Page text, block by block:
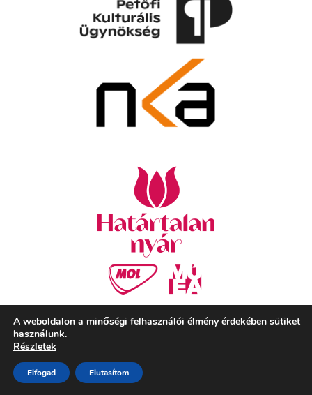
Adatvédelem
A weboldalon a minőségi felhasználói élmény érdekében sütiket
használunk.
Részletek
Elfogad Elutasítom